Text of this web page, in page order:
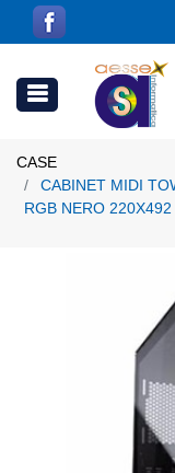
Open menu
CASE
CABINET MIDI
RGB NERO 220X492